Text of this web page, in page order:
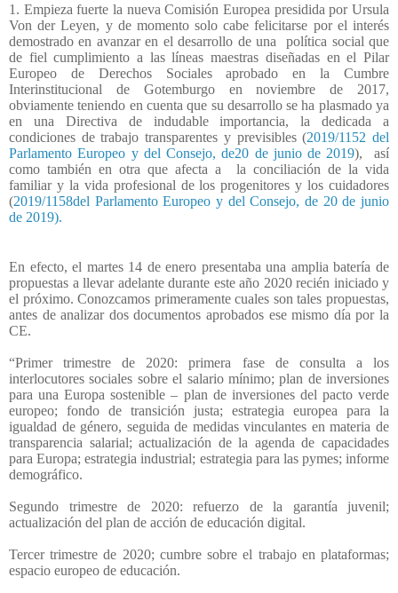
1. Empieza fuerte la nueva Comisión Europea presidida por Ursula
Von der Leyen, y de momento solo cabe felicitarse por el interés
demostrado en avanzar en el desarrollo de una
política social que
de fiel cumplimiento a las líneas maestras diseñadas en el Pilar
Europeo de Derechos Sociales aprobado en la Cumbre
Interinstitucional de Gotemburgo en noviembre de 2017,
obviamente teniendo en cuenta que su desarrollo se ha plasmado ya
en una Directiva de indudable importancia, la dedicada a
condiciones de trabajo transparentes y previsibles (2019/1152 del
Parlamento Europeo y del Consejo, de20 de junio de 2019),
así
como también en otra que afecta a
la conciliación de la vida
familiar y la vida profesional de los progenitores y los cuidadores
(2019/1158del Parlamento Europeo y del Consejo, de 20 de junio
de 2019).
En efecto, el martes 14 de enero presentaba una amplia batería de
propuestas a llevar adelante durante este año 2020 recién iniciado y
el próximo. Conozcamos primeramente cuales son tales propuestas,
antes de analizar dos documentos aprobados ese mismo día por la
CE.
“Primer trimestre de 2020: primera fase de consulta a los
interlocutores sociales sobre el salario mínimo; plan de inversiones
para una Europa sostenible – plan de inversiones del pacto verde
europeo; fondo de transición justa; estrategia europea para la
igualdad de género, seguida de medidas vinculantes en materia de
transparencia salarial; actualización de la agenda de capacidades
para Europa; estrategia industrial; estrategia para las pymes; informe
demográfico.
Segundo trimestre de 2020: refuerzo de la garantía juvenil;
actualización del plan de acción de educación digital.
Tercer trimestre de 2020; cumbre sobre el trabajo en plataformas;
espacio europeo de educación.